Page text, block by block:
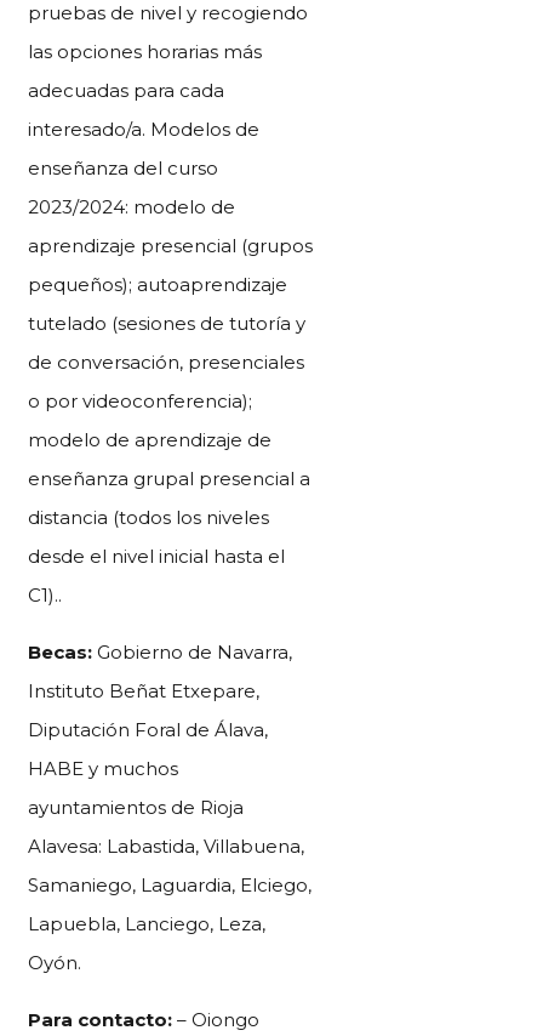
pruebas de nivel y recogiendo
las opciones horarias más
adecuadas para cada
interesado/a. Modelos de
enseñanza del curso
2023/2024: modelo de
aprendizaje presencial (grupos
pequeños); autoaprendizaje
tutelado (sesiones de tutoría y
de conversación, presenciales
o por videoconferencia);
modelo de aprendizaje de
enseñanza grupal presencial a
distancia (todos los niveles
desde el nivel inicial hasta el
C1)..
Becas:Gobierno de Navarra,
Instituto Beñat Etxepare,
Diputación Foral de Álava,
HABE y muchos
ayuntamientos de Rioja
Alavesa: Labastida, Villabuena,
Samaniego, Laguardia, Elciego,
Lapuebla, Lanciego, Leza,
Oyón.
Para contacto:– Oiongo